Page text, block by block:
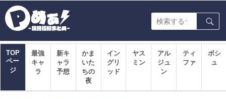
TOP
ペー
ジ
最強
キャ
ラ
新キ
ャラ
予想
かま
いた
ちの
夜
イン
グリ
ッド
ヤス
ミン
アル
ジュ
ン
ティ
ファ
ボシ
ュ